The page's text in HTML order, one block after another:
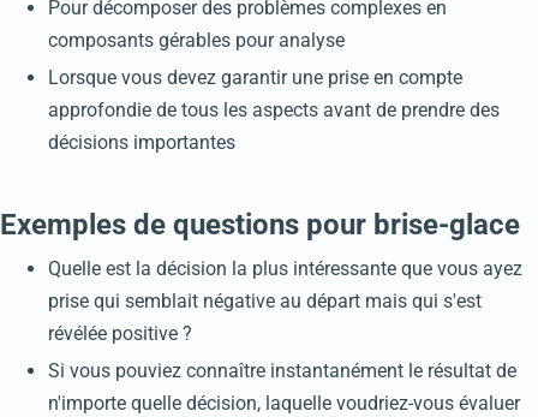
Pour décomposer des problèmes complexes en
composants gérables pour analyse
Lorsque vous devez garantir une prise en compte
approfondie de tous les aspects avant de prendre des
décisions importantes
Exemples de questions pour brise-glace
Quelle est la décision la plus intéressante que vous ayez
prise qui semblait négative au départ mais qui s'est
révélée positive ?
Si vous pouviez connaître instantanément le résultat de
n'importe quelle décision, laquelle voudriez-vous évaluer